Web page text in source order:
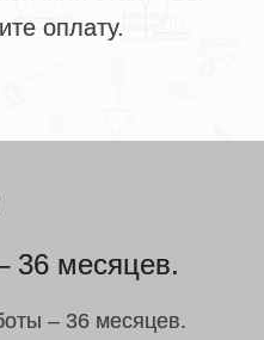
оплату.
36 месяцев.
– 36 месяцев.